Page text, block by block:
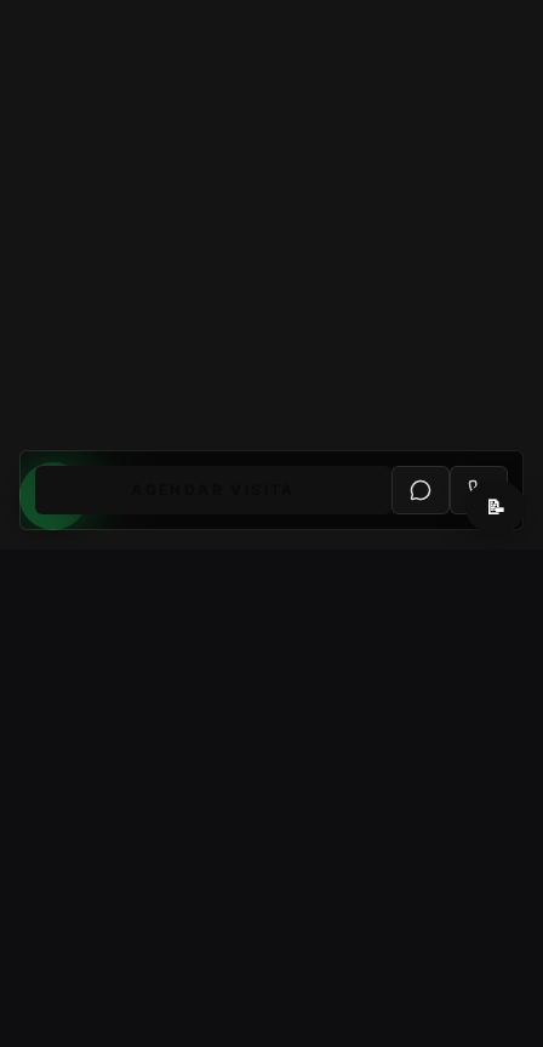
📝